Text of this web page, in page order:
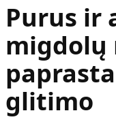
Gyvenimas
Įdomybės
Mada
Mokslas
Namai ir interjeras
Purus ir
migdolų
glitimo